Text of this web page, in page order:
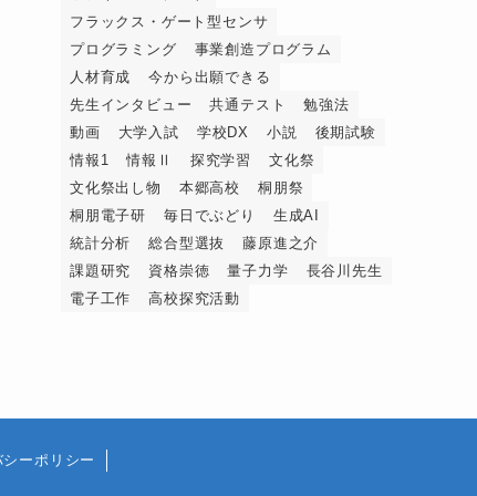
フラックス・ゲート型センサ
プログラミング
事業創造プログラム
人材育成
今から出願できる
先生インタビュー
共通テスト
勉強法
動画
大学入試 学校DX 小説
後期試験
情報1
情報Ⅱ 探究学習
文化祭
文化祭出し物
本郷高校
桐朋祭
桐朋電子研
毎日でぶどり
生成AI
統計分析
総合型選抜
藤原進之介
課題研究
資格崇徳 量子力学
長谷川先生
電子工作
高校探究活動
ーポリシー